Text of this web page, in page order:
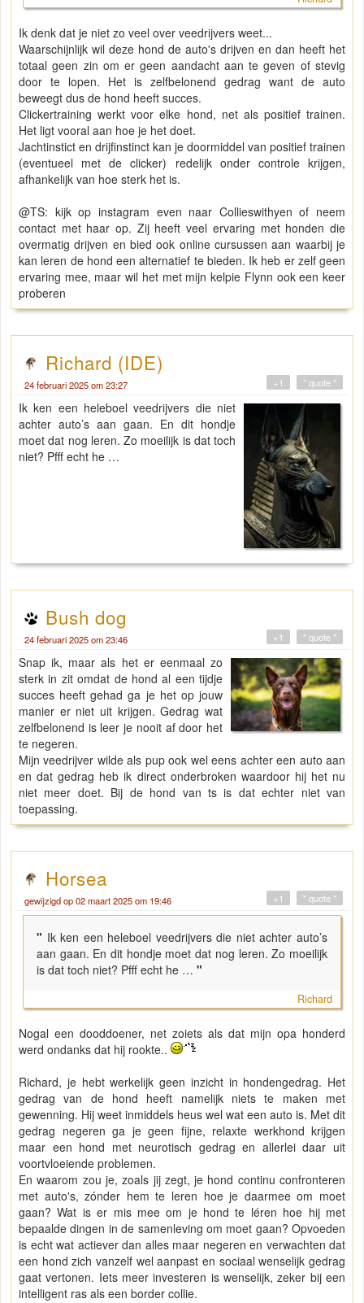
Ik denk dat je niet zo veel over veedrijvers weet...
Waarschijnlijk wil deze hond de auto's drijven en dan heeft het
totaal geen zin om er geen aandacht aan te geven of stevig
door te lopen. Het is zelfbelonend gedrag want de auto
beweegt dus de hond heeft succes.
Clickertraining werkt voor elke hond, net als positief trainen.
Het ligt vooral aan hoe je het doet.
Jachtinstict en drijfinstinct kan je doormiddel van positief trainen
(eventueel met de clicker) redelijk onder controle krijgen,
afhankelijk van hoe sterk het is.
@TS: kijk op instagram even naar Collieswithyen of neem
contact met haar op. Zij heeft veel ervaring met honden die
overmatig drijven en bied ook online cursussen aan waarbij je
kan leren de hond een alternatief te bieden. Ik heb er zelf geen
ervaring mee, maar wil het met mijn kelpie Flynn ook een keer
proberen
Richard (IDE)
24 februari 2025 om 23:27 " quote "
+1
Ik ken een heleboel veedrijvers die niet
achter auto’s aan gaan. En dit hondje
moet dat nog leren. Zo moeilijk is dat toch
niet? Pfff echt he …
Bush dog
24 februari 2025 om 23:46 " quote "
+1
Snap ik, maar als het er eenmaal zo
sterk in zit omdat de hond al een tijdje
succes heeft gehad ga je het op jouw
manier er niet uit krijgen. Gedrag wat
zelfbelonend is leer je nooit af door het
te negeren.
Mijn veedrijver wilde als pup ook wel eens achter een auto aan
en dat gedrag heb ik direct onderbroken waardoor hij het nu
niet meer doet. Bij de hond van ts is dat echter niet van
toepassing.
Horsea
gewijzigd op 02 maart 2025 om 19:46 " quote "
+1
" Ik ken een heleboel veedrijvers die niet achter auto’s
aan gaan. En dit hondje moet dat nog leren. Zo moeilijk
is dat toch niet? Pfff echt he … "
Richard
Nogal een dooddoener, net zoiets als dat mijn opa honderd
werd ondanks dat hij rookte..
Richard, je hebt werkelijk geen inzicht in hondengedrag. Het
gedrag van de hond heeft namelijk niets te maken met
gewenning. Hij weet inmiddels heus wel wat een auto is. Met dit
gedrag negeren ga je geen fijne, relaxte werkhond krijgen
maar een hond met neurotisch gedrag en allerlei daar uit
voortvloeiende problemen.
En waarom zou je, zoals jij zegt, je hond continu confronteren
met auto's, zónder hem te leren hoe je daarmee om moet
gaan? Wat is er mis mee om je hond te léren hoe hij met
bepaalde dingen in de samenleving om moet gaan? Opvoeden
is echt wat actiever dan alles maar negeren en verwachten dat
een hond zich vanzelf wel aanpast en sociaal wenselijk gedrag
gaat vertonen. Iets meer investeren is wenselijk, zeker bij een
intelligent ras als een border collie.